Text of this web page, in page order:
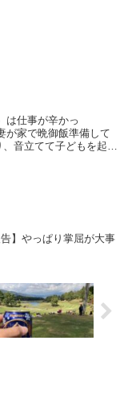
音立てて子どもを起こ
告】やっぱり掌屈が大事